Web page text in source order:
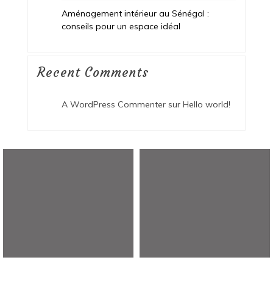
Aménagement intérieur au Sénégal :
conseils pour un espace idéal
Recent Comments
A WordPress Commentersur Hello world!